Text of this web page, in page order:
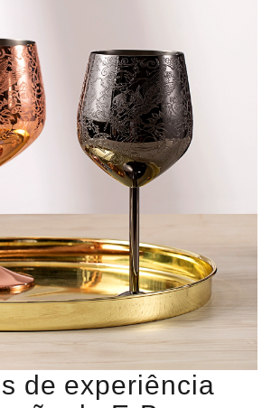
de experiência